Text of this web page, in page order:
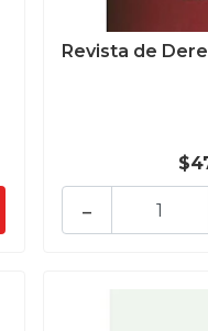
Revista de
-